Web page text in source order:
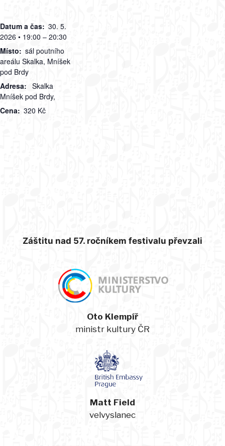
Datum a čas: 30. 5.
2026 • 19:00 – 20:30
Místo: sál poutního
areálu Skalka, Mníšek
pod Brdy
Adresa: Skalka
Mníšek pod Brdy,
Cena: 320 Kč
Záštitu nad 57. ročníkem festivalu převzali
Oto Klempíř
ministr kultury ČR
Matt Field
velvyslanec